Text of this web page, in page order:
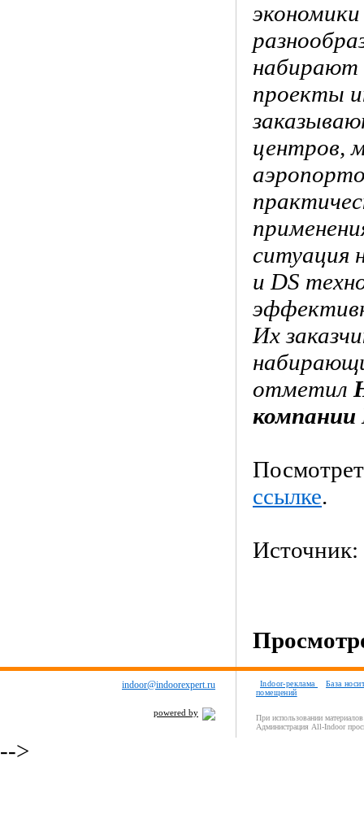
набирают
проекты
центров,
ситуация
и DS
Их
отметил
компании
ссылке.
Источник:
indoor@indoorexpert.ru
powered by
Indoor-реклама
База
помещений
При использовании
Администрация All-Indoor
-->